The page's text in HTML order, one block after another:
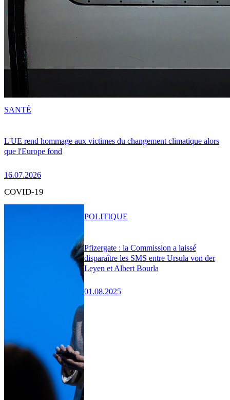
L'UE rend hommage aux victimes du changement climatique alors
que l'Europe fond
16.07.2026
SANTÉ
COVID-19
Pfizergate : la Commission a laissé
disparaître les SMS entre Ursula von der
Leyen et Albert Bourla
01.08.2025
POLITIQUE